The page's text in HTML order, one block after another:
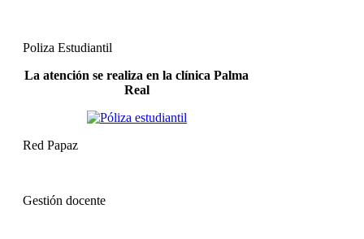
Poliza Estudiantil
La atención se realiza en la clínica Palma
Real
Red Papaz
Gestión docente